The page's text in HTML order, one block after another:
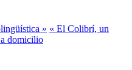
» « El Colibrí, un
a domicilio